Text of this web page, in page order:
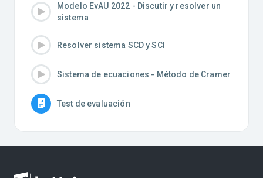
Modelo EvAU 2022 - Discutir y resolver un
sistema
Resolver sistema SCD y SCI
Sistema de ecuaciones - Método de Cramer
Test de evaluación